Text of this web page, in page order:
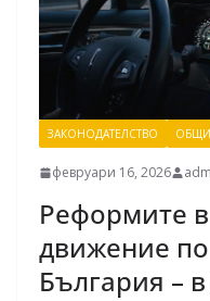
ЗАКОНОДАТЕЛСТВО ОБЩИ
февруари 16, 2026
Реформите
движение
България –